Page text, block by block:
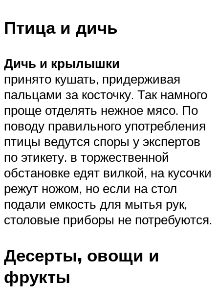
Птица и дичь
Дичь и крылышки
принято кушать, придерживая
пальцами за косточку. Так намного
проще отделять нежное мясо. По
поводу правильного употребления
птицы ведутся споры у экспертов
по этикету. в торжественной
обстановке едят вилкой, на кусочки
режут ножом, но если на стол
подали емкость для мытья рук,
столовые приборы не потребуются.
Десерты, овощи и
фрукты